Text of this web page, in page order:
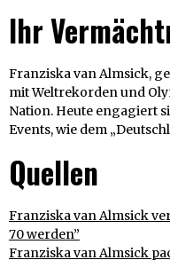
Ihr
Franziska van Almsick,
mit Weltrekorden und
Nation. Heute engagiert
Events, wie dem
Quellen
Franziska van Almsick
70 werden”
Franziska van Almsick